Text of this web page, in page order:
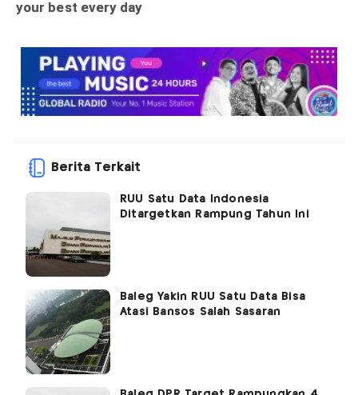
Berita Terkait
RUU Satu Data Indonesia
Ditargetkan Rampung Tahun Ini
Baleg Yakin RUU Satu Data Bisa
Atasi Bansos Salah Sasaran